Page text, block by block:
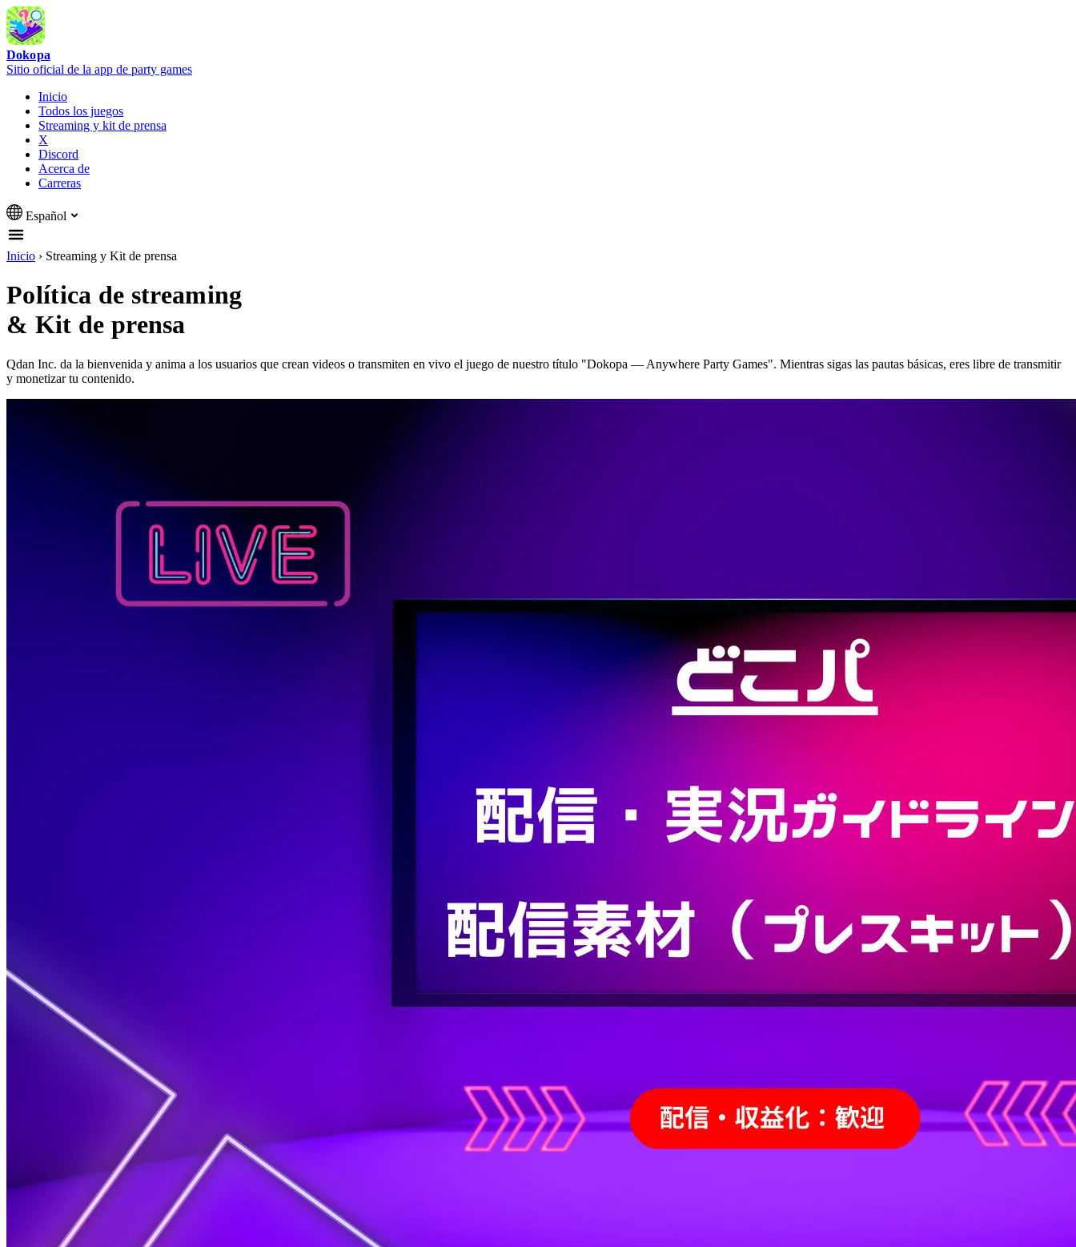
Dokopa
Sitio oficial de la app de party games
Inicio
Todos los juegos
Streaming y kit de prensa
X
Discord
Acerca de
Carreras
Español
Inicio › Streaming y Kit de prensa
Política de streaming
& Kit de prensa
Qdan Inc. da la bienvenida y anima a los usuarios que crean videos o transmiten en vivo el juego de nuestro título "Dokopa — Anywhere Party Games". Mientras sigas las pautas básicas, eres libre de transmitir
y monetizar tu contenido.